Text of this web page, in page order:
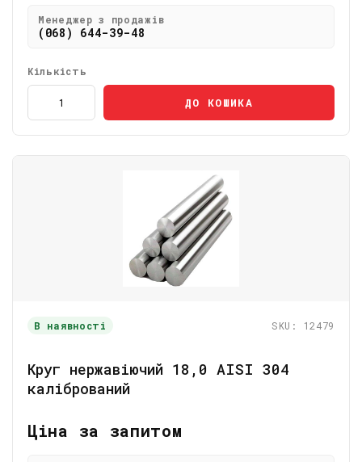
Менеджер з продажів
(068) 644-39-48
Кількість
ДО КОШИКА
В наявності SKU: 12479
Круг нержавіючий 18,0 AISI 304
калібрований
Ціна за запитом